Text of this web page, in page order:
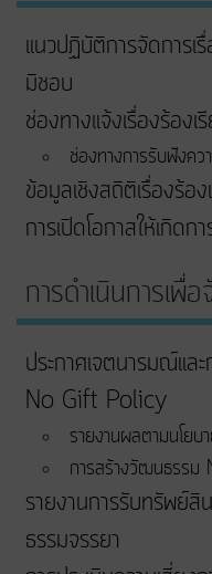
แนวปฏิบัติการจัดการเ
มิชอบ
ช่องทางแจ้งเรื่องร้อง
ช่องทางการรับฟังคว
ข้อมูลเชิงสถิติเรื่องร้อ
การเปิดโอกาสให้เกิดก
การดำเนินการเพื่
ประกาศเจตนารมณ์แล
No Gift Policy
รายงานผลตามนโ
การสร้างวัฒนธรร
รายงานการรับทรัพย์สิ
ธรรมจรรยา